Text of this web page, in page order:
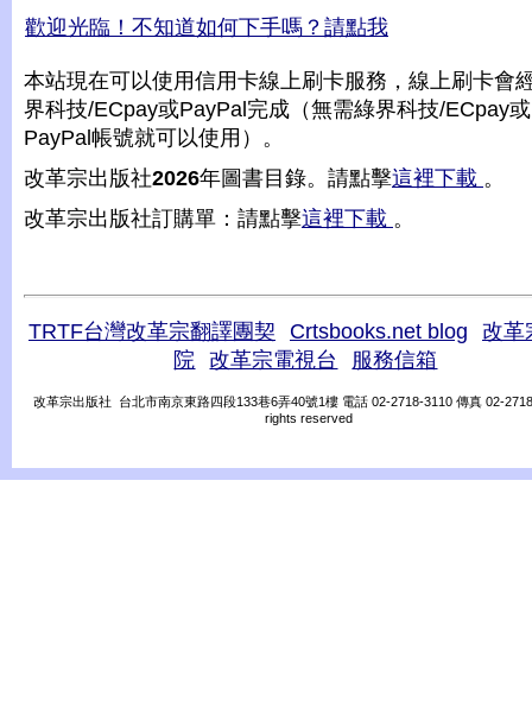
歡迎光臨！不知道如何下手嗎？請點我
本站現在可以使用信用卡線上刷卡服務，線上刷卡會
界科技/ECpay或PayPal完成（無需綠界科技/ECpay或
PayPal帳號就可以使用）。
改革宗出版社2026年圖書目錄。請點擊這裡下載 。
改革宗出版社訂購單：請點擊這裡下載 。
TRTF台灣改革宗翻譯團契 Crtsbooks.net blog
改革
院
改革宗電視台 服務信箱
改革宗出版社 台北市南京東路四段133巷6弄40號1樓 電話 02-2718-3110 傳真 02-
rights reserved